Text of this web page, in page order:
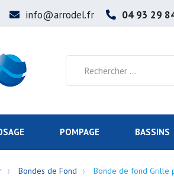
info@arrodel.fr 04 93 29
POMPAGE BASSINS
Bondes de Fond Bonde de fond Grille